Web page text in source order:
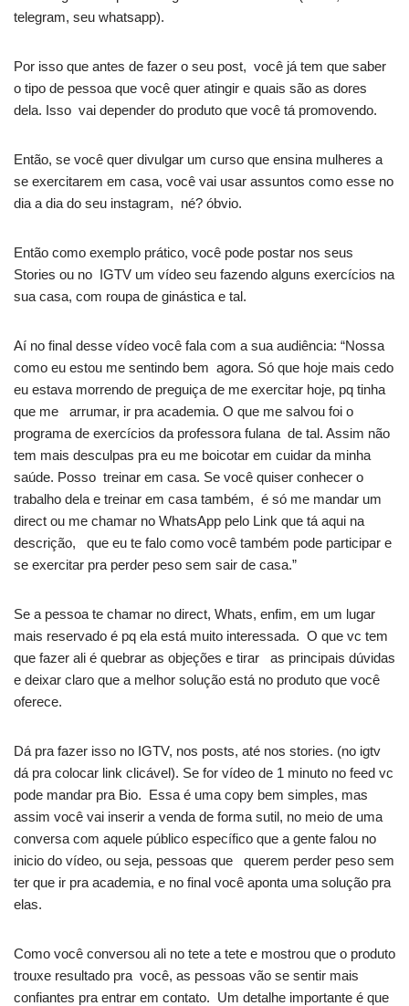
telegram, seu whatsapp).
Por isso que antes de fazer o seu post, você já tem que saber
o tipo de pessoa que você quer atingir e quais são as dores
dela. Isso vai depender do produto que você tá promovendo.
Então, se você quer divulgar um curso que ensina mulheres a
se exercitarem em casa, você vai usar assuntos como esse no
dia a dia do seu instagram, né? óbvio.
Então como exemplo prático, você pode postar nos seus
Stories ou no IGTV um vídeo seu fazendo alguns exercícios na
sua casa, com roupa de ginástica e tal.
Aí no final desse vídeo você fala com a sua audiência: “Nossa
como eu estou me sentindo bem agora. Só que hoje mais cedo
eu estava morrendo de preguiça de me exercitar hoje, pq tinha
que me arrumar, ir pra academia. O que me salvou foi o
programa de exercícios da professora fulana de tal. Assim não
tem mais desculpas pra eu me boicotar em cuidar da minha
saúde. Posso treinar em casa. Se você quiser conhecer o
trabalho dela e treinar em casa também, é só me mandar um
direct ou me chamar no WhatsApp pelo Link que tá aqui na
descrição, que eu te falo como você também pode participar e
se exercitar pra perder peso sem sair de casa.”
Se a pessoa te chamar no direct, Whats, enfim, em um lugar
mais reservado é pq ela está muito interessada. O que vc tem
que fazer ali é quebrar as objeções e tirar as principais dúvidas
e deixar claro que a melhor solução está no produto que você
oferece.
Dá pra fazer isso no IGTV, nos posts, até nos stories. (no igtv
dá pra colocar link clicável). Se for vídeo de 1 minuto no feed vc
pode mandar pra Bio. Essa é uma copy bem simples, mas
assim você vai inserir a venda de forma sutil, no meio de uma
conversa com aquele público específico que a gente falou no
inicio do vídeo, ou seja, pessoas que querem perder peso sem
ter que ir pra academia, e no final você aponta uma solução pra
elas.
Como você conversou ali no tete a tete e mostrou que o produto
trouxe resultado pra você, as pessoas vão se sentir mais
confiantes pra entrar em contato. Um detalhe importante é que